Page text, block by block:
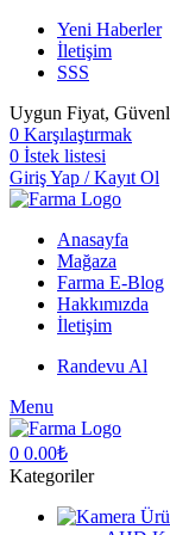
Yeni Haberler
İletişim
SSS
Uygun Fiyat,
0 Karşılaştırmak
0 İstek listesi
Giriş Yap / Kayıt Ol
Anasayfa
Mağaza
Farma E-Blog
Hakkımızda
İletişim
Randevu Al
Menu
0 0.00₺
Kategoriler